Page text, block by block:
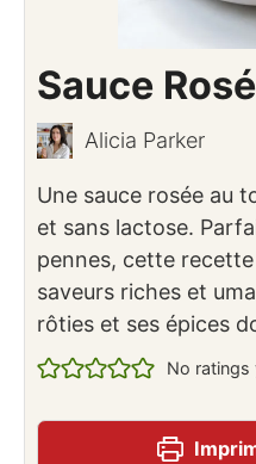
Sauce
Alicia Parker
Une sauce rosée au
et sans lactose.
pennes, cette
saveurs riches et
rôties et ses épices
No ratings